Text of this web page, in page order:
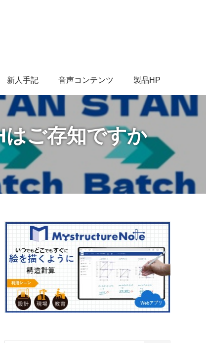
新人手記 音声コンテンツ 製品HP
はご存知ですか